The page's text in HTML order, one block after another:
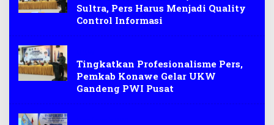
Sultra, Pers Harus Menjadi Quality
Control Informasi
Tingkatkan Profesionalisme Pers,
Pemkab Konawe Gelar UKW
Gandeng PWI Pusat